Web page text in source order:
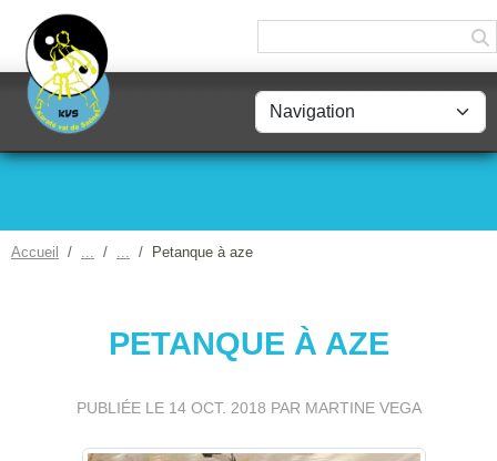
Accueil Petanque à aze
PETANQUE À AZE
PUBLIÉE LE 14 OCT. 2018 PAR MARTINE VEGA
Panneau de gestion des cookies